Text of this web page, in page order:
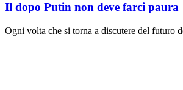
Il dopo Putin non deve farci paura
Ogni volta che si torna a discutere del futuro